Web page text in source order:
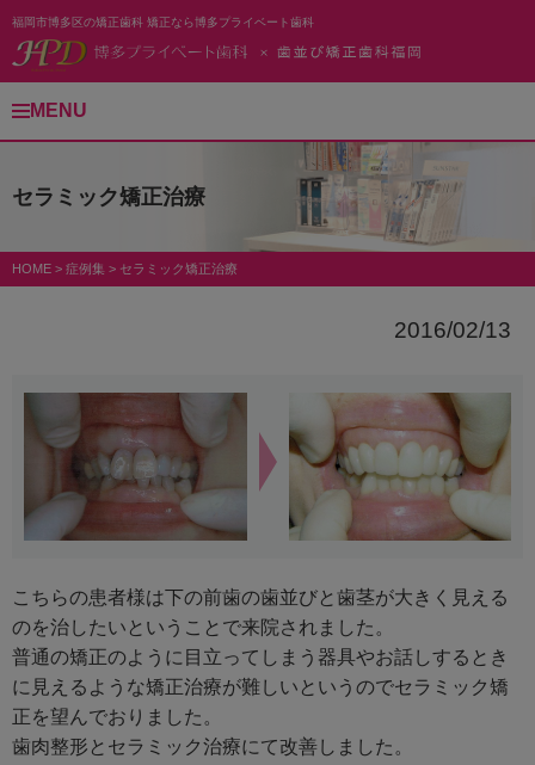
福岡市博多区の矯正歯科 矯正なら博多プライベート歯科
MENU
セラミック矯正治療
HOME > 症例集 > セラミック矯正治療
2016/02/13
こちらの患者様は下の前歯の歯並びと歯茎が大きく見える
のを治したいということで来院されました。
普通の矯正のように目立ってしまう器具やお話しするとき
に見えるような矯正治療が難しいというのでセラミック矯
正を望んでおりました。
歯肉整形とセラミック治療にて改善しました。